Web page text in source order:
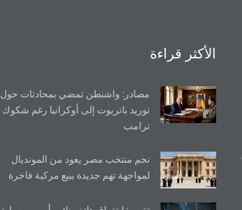
الأكثر قراءة
مصادر: واشنطن تمضي بمحادثات حول
توريد باتريوت إلى أوكرانيا رغم شكوك
ترامب
نجم منتخب مصر يعود من المونديال
لمواجهة تهم جديدة ببيع مركبة فاخرة